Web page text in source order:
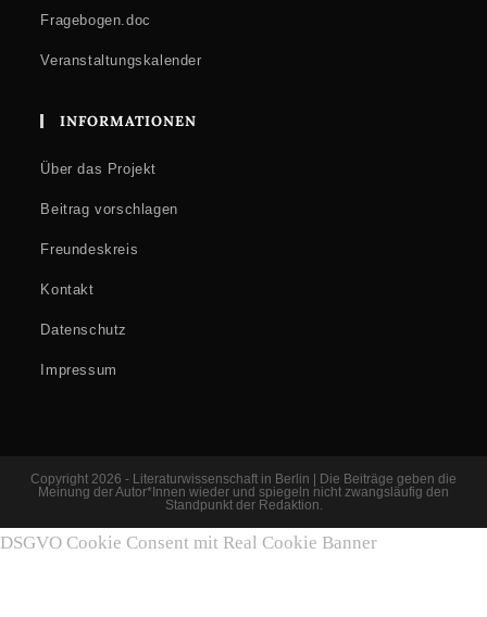
Fragebogen.doc
Veranstaltungskalender
INFORMATIONEN
Über das Projekt
Beitrag vorschlagen
Freundeskreis
Kontakt
Datenschutz
Impressum
Copyright 2026 - Literaturwissenschaft in Berlin | Die Beiträge geben die
Meinung der Autor*Innen wieder und spiegeln nicht zwangsläufig den
Standpunkt der Redaktion.
DSGVO Cookie Consent mit Real Cookie Banner